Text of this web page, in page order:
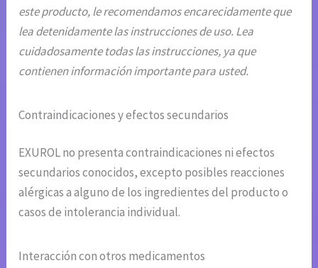
este producto, le recomendamos encarecidamente que
lea detenidamente las instrucciones de uso. Lea
cuidadosamente todas las instrucciones, ya que
contienen información importante para usted.
Contraindicaciones y efectos secundarios
EXUROL no presenta contraindicaciones ni efectos
secundarios conocidos, excepto posibles reacciones
alérgicas a alguno de los ingredientes del producto o
casos de intolerancia individual.
Interacción con otros medicamentos